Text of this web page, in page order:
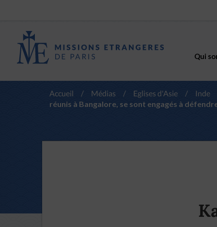
Qui
Accueil / Médias / Eglises d'Asie /
Inde
réunis à Bangalore, se sont engagés à